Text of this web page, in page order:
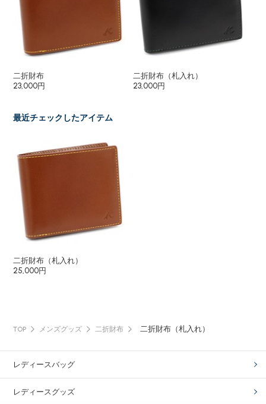
二折財布
23,000円
二折財布（札入れ）
23,000円
最近チェックしたアイテム
二折財布（札入れ）
25,000円
TOP メンズグッズ 二折財布 二折財布（札入れ）
レディースバッグ
レディースグッズ